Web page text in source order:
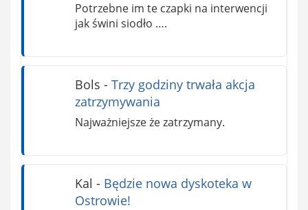
Potrzebne im te czapki na interwencji
jak świni siodło ….
Bols - Trzy godziny trwała akcja
zatrzymywania
Najważniejsze że zatrzymany.
Kal - Będzie nowa dyskoteka w
Ostrowie!